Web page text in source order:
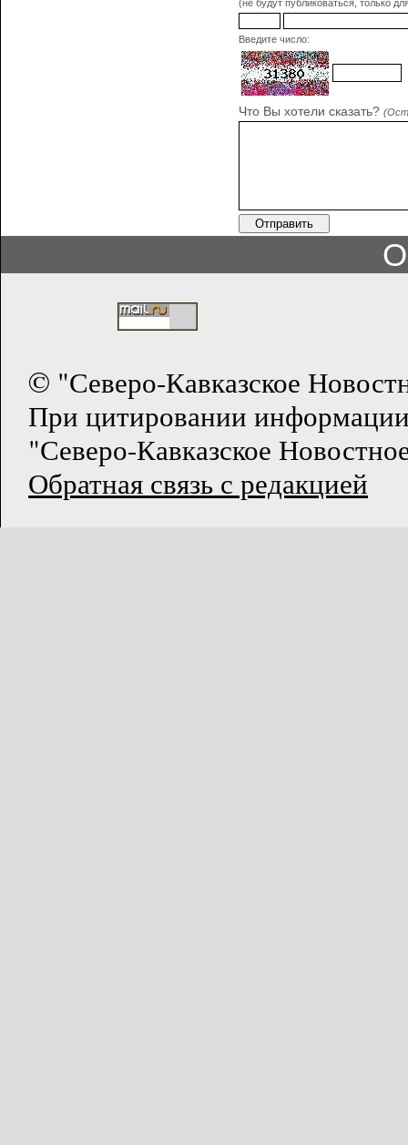
(не будут публиковаться, только
Введите число:
Что Вы хотели сказать?
О
© "Северо-Кавказское
При цитировании
"Северо-Кавказское
Обратная связь с редакцией